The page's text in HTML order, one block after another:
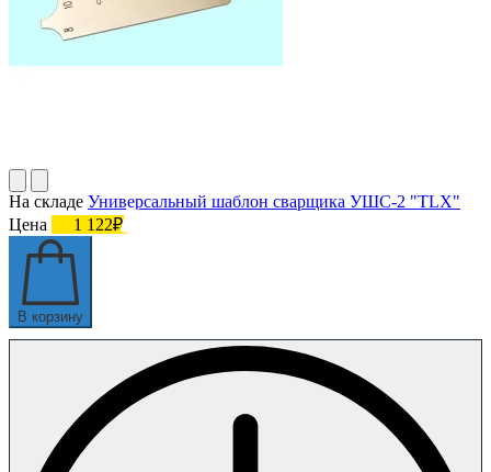
На складе Универсальный шаблон сварщика УШС-2 "TLX"
Цена
1 122₽
В корзину